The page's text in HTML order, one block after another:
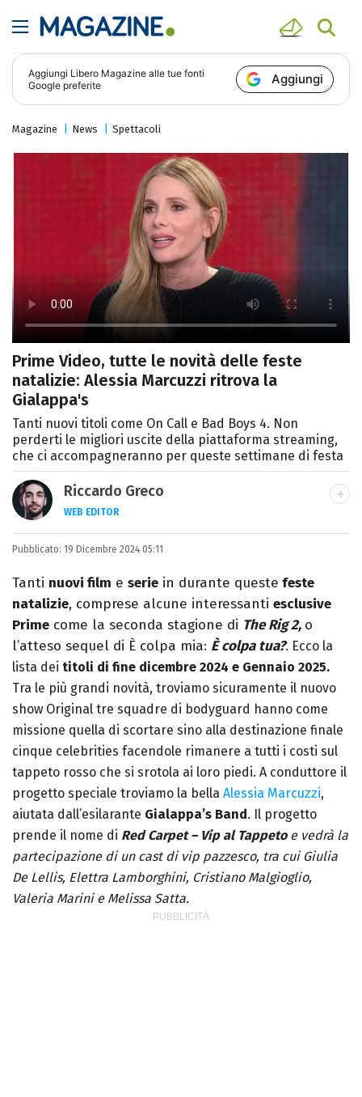
Aggiungi Libero Magazine alle tue fonti
Google preferite
Aggiungi
Magazine News Spettacoli
Prime Video, tutte le novità delle feste
natalizie: Alessia Marcuzzi ritrova la
Gialappa's
Tanti nuovi titoli come On Call e Bad Boys 4. Non
perderti le migliori uscite della piattaforma streaming,
che ci accompagneranno per queste settimane di festa
Riccardo Greco
WEB EDITOR
LINKEDIN
Si avvicina all'editoria studiando all'IED
come Fashion Editor. Si specializza poi in
Comunicazione digitale, Giornalismo e
Nuovi media presso La Sapienza,
collaborando con alcune testate ed uffici
stampa.
Pubblicato: 19 Dicembre 2024 05:11
Tanti nuovi film e serie in durante queste feste
natalizie, comprese alcune interessanti esclusive
Prime come la seconda stagione di The Rig 2, o
l’atteso sequel di È colpa mia: È colpa tua?. Ecco la
lista dei titoli di fine dicembre 2024 e Gennaio 2025.
Tra le più grandi novità, troviamo sicuramente il nuovo
show Original tre squadre di bodyguard hanno come
missione quella di scortare sino alla destinazione finale
cinque celebrities facendole rimanere a tutti i costi sul
tappeto rosso che si srotola ai loro piedi. A conduttore il
progetto speciale troviamo la bella Alessia Marcuzzi,
aiutata dall’esilarante Gialappa’s Band . Il progetto
prende il nome di Red Carpet – Vip al Tappeto e vedrà la
partecipazione di un cast di vip pazzesco, tra cui Giulia
De Lellis, Elettra Lamborghini, Cristiano Malgioglio,
Valeria Marini e Melissa Satta.